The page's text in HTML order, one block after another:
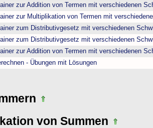
zur Addition von Termen mit verschiedenen
zur Multiplikation von Termen mit
zum Distributivgesetz mit verschiedenen
zum Distributivgesetz mit verschiedenen
zur Addition von Termen mit verschiedenen
- Übungen mit Lösungen
von Summen